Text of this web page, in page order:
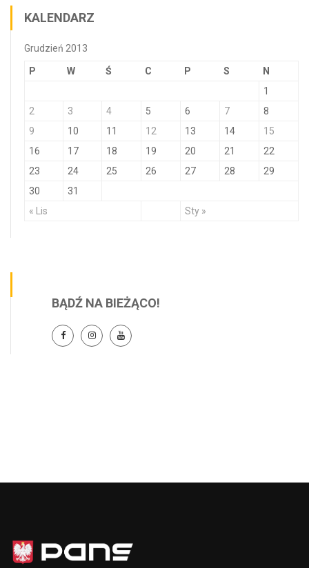
KALENDARZ
Grudzień 2013
P W Ś C P S N
« Lis Sty »
1
2
3 4 5 6 7
8
9
10 11 12 13 14
15
16
17 18 19 20 21
22
23
24 25 26 27 28
29
30
31
BĄDŹ NA BIEŻĄCO!